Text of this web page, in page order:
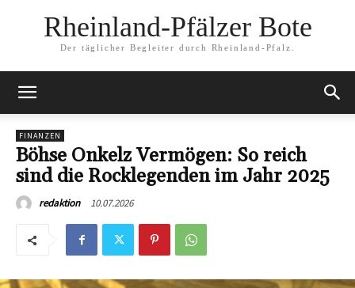
Rheinland-Pfälzer Bote
Der täglicher Begleiter durch Rheinland-Pfalz.
FINANZEN
Böhse Onkelz Vermögen: So reich
sind die Rocklegenden im Jahr 2025
redaktion 10.07.2026